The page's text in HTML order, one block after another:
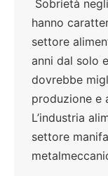
Sobrietà
hanno
settore
anni dal solo
dovrebbe
produzione e
L’industria
settore